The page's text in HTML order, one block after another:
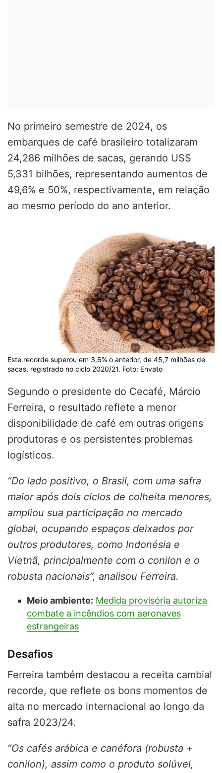
No primeiro semestre de 2024, os
embarques de café brasileiro totalizaram
24,286 milhões de sacas, gerando US$
5,331 bilhões, representando aumentos de
49,6% e 50%, respectivamente, em relação
ao mesmo período do ano anterior.
Este recorde superou em 3,6% o anterior, de 45,7 milhões de
sacas, registrado no ciclo 2020/21. Foto: Envato
Segundo o presidente do Cecafé, Márcio
Ferreira, o resultado reflete a menor
disponibilidade de café em outras origens
produtoras e os persistentes problemas
logísticos.
“Do lado positivo, o Brasil, com uma safra
maior após dois ciclos de colheita menores,
ampliou sua participação no mercado
global, ocupando espaços deixados por
outros produtores, como Indonésia e
Vietnã, principalmente com o conilon e o
robusta nacionais”, analisou Ferreira.
Meio ambiente: Medida provisória autoriza
combate a incêndios com aeronaves
estrangeiras
Desafios
Ferreira também destacou a receita cambial
recorde, que reflete os bons momentos de
alta no mercado internacional ao longo da
safra 2023/24.
“Os cafés arábica e canéfora (robusta +
conilon), assim como o produto solúvel,